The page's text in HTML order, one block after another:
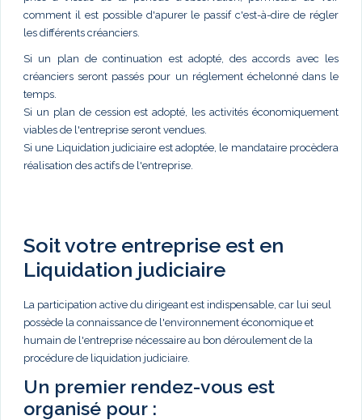
comment il est possible d'apurer le passif c'est-à-dire de régler
les différents créanciers.
Si un plan de continuation est adopté, des accords avec les
créanciers seront passés pour un réglement échelonné dans le
temps.
Si un plan de cession est adopté, les activités économiquement
viables de l'entreprise seront vendues.
Si une Liquidation judiciaire est adoptée, le mandataire procèdera
réalisation des actifs de l'entreprise.
Soit votre entreprise est en
Liquidation judiciaire
La participation active du dirigeant est indispensable, car lui seul
possède la connaissance de l'environnement économique et
humain de l'entreprise nécessaire au bon déroulement de la
procédure de liquidation judiciaire.
Un premier rendez-vous est
organisé pour :